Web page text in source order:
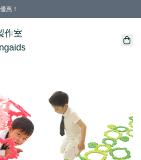
惠！
惠！（適用於 特定的送貨方式 )
禮品
作室